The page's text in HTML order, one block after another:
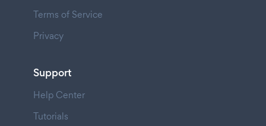
Terms of Service
Privacy
Support
Help Center
Tutorials